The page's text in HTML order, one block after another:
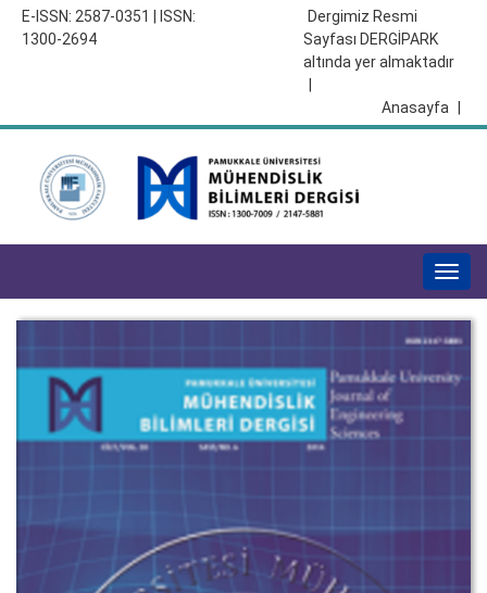
E-ISSN: 2587-0351 | ISSN:
1300-2694
Dergimiz Resmi
Sayfası DERGİPARK
altında yer almaktadır
Anasayfa